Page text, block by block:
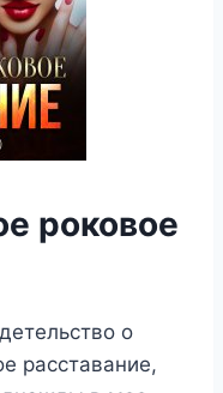
роковое
о
расставание,